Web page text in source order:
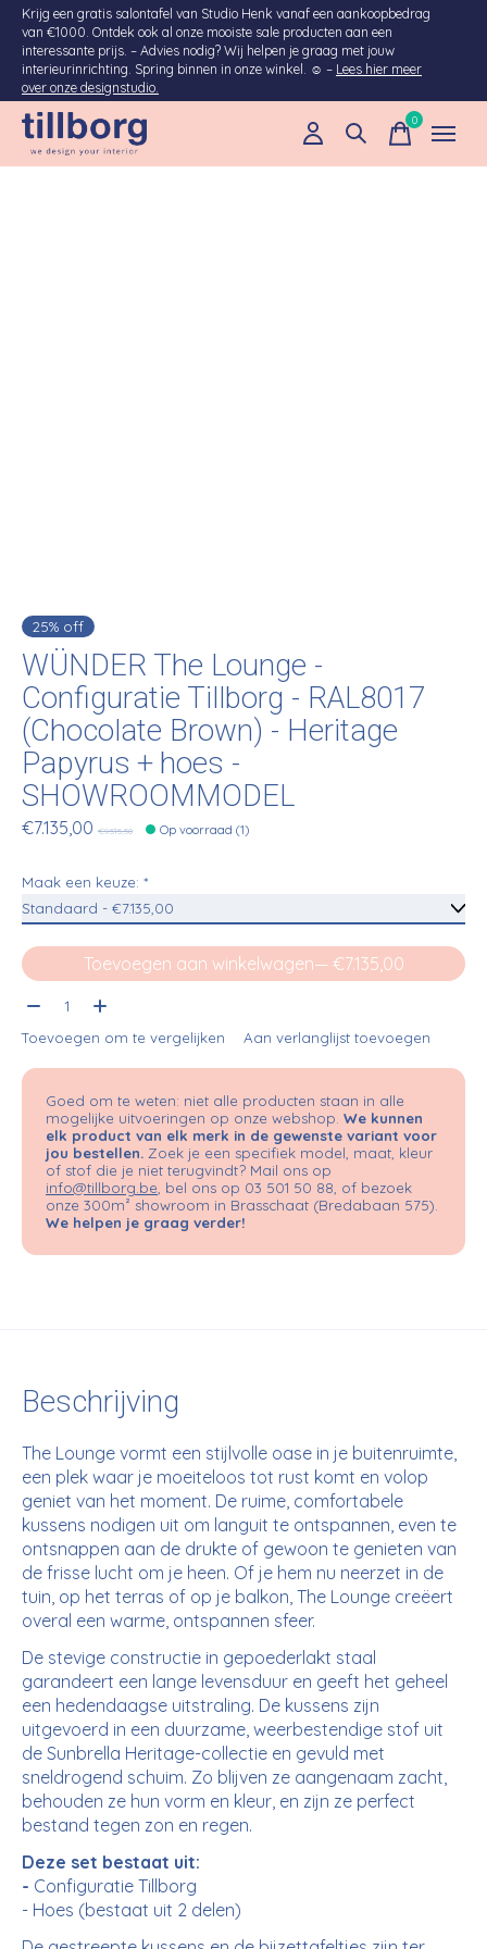
Krijg een gratis salontafel van Studio Henk vanaf een aankoopbedrag
van €1000. Ontdek ook al onze mooiste sale producten aan een
interessante prijs. – Advies nodig? Wij helpen je graag met jouw
interieurinrichting. Spring binnen in onze winkel. ☺ – Lees hier meer
over onze designstudio.
0items
25% off
WÜNDER The Lounge -
Configuratie Tillborg - RAL8017
(Chocolate Brown) - Heritage
Papyrus + hoes -
SHOWROOMMODEL
€7.135,00 €9.515,50 Op voorraad (1)
Maak een keuze: *
Toevoegen aan winkelwagen
— €7.135,00
Aantal:
Toevoegen om te vergelijken Aan verlanglijst toevoegen
Goed om te weten: niet alle producten staan in alle
mogelijke uitvoeringen op onze webshop. We kunnen
elk product van elk merk in de gewenste variant voor
jou bestellen. Zoek je een specifiek model, maat, kleur
of stof die je niet terugvindt? Mail ons op
info@tillborg.be , bel ons op 03 501 50 88, of bezoek
onze 300m² showroom in Brasschaat (Bredabaan 575).
We helpen je graag verder!
Beschrijving
The Lounge vormt een stijlvolle oase in je buitenruimte,
een plek waar je moeiteloos tot rust komt en volop
geniet van het moment. De ruime, comfortabele
kussens nodigen uit om languit te ontspannen, even te
ontsnappen aan de drukte of gewoon te genieten van
de frisse lucht om je heen. Of je hem nu neerzet in de
tuin, op het terras of op je balkon, The Lounge creëert
overal een warme, ontspannen sfeer.
De stevige constructie in gepoederlakt staal
garandeert een lange levensduur en geeft het geheel
een hedendaagse uitstraling. De kussens zijn
uitgevoerd in een duurzame, weerbestendige stof uit
de Sunbrella Heritage-collectie en gevuld met
sneldrogend schuim. Zo blijven ze aangenaam zacht,
behouden ze hun vorm en kleur, en zijn ze perfect
bestand tegen zon en regen.
Deze set bestaat uit:
- Configuratie Tillborg
- Hoes (bestaat uit 2 delen)